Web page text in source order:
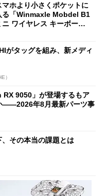
マホより小さくポケットに
る「Winmaxle Mobdel B1
ニ ワイヤレス キーボー
がタッグを組み、新メディ
）
RX 9050」が登場するもア
――2026年8月最新パーツ事
、その本当の課題とは